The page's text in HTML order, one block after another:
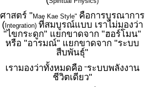
ศาสตร์ " Mae Kae Style" คือการบูรณาการ
( Integration) ที่สมบูรณ์แบบ เราไม่มองว่า
"ไขกระดูก" แยกขาดจาก "ฮอร์โมน"
หรือ "อารมณ์" แยกขาดจาก "ระบบ
สืบพันธุ์"
เรามองว่าทั้งหมดคือ "ระบบพลังงาน
ชีวิตเดียว"